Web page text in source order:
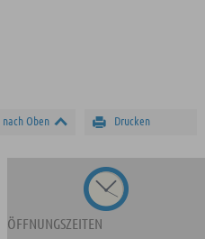
Drucken
nach Oben
ÖFFNUNGSZEITEN